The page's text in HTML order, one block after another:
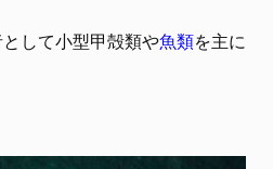
して小型甲殻類や魚類を主に